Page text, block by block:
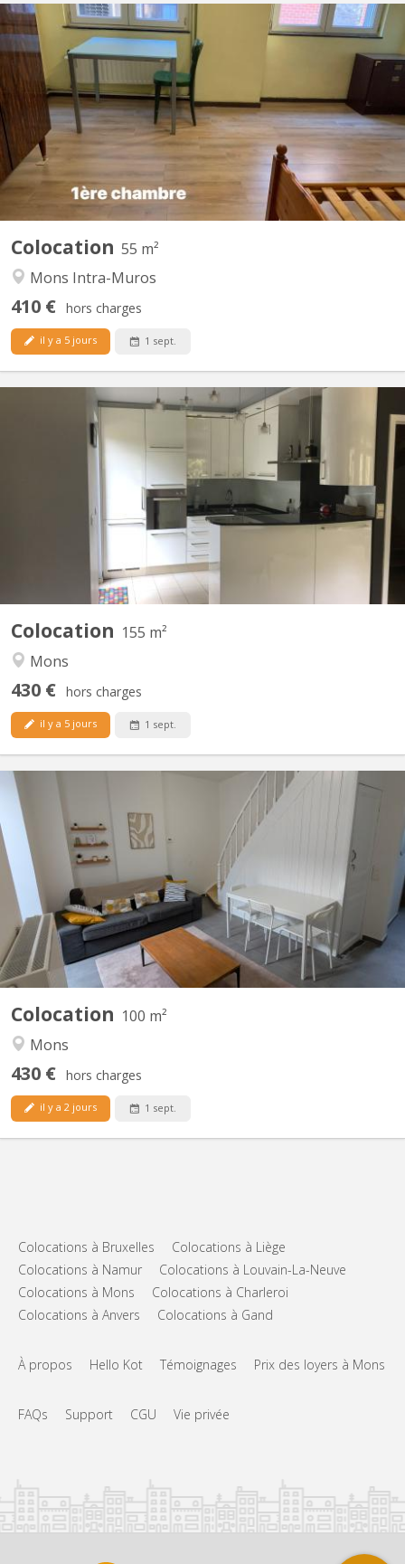
Colocation 55 m²
Mons Intra-Muros
410 € hors charges
il y a 5 jours 1 sept.
KM 1614
Bel appartement 2 chambres au centre-ville ; rénové, meublé
avec internet (domiciliation acceptée). Le loyer de la petite
chambre : (410€ + 90€ charges)= 500€/mois et de la grande
chambre avec un lit double : 430 + 90 = 520€/mois. Libre à partir
du premier septembre 2026. Les visites sont à...
Colocation 155 m²
Mons
430 € hors charges
il y a 5 jours 1 sept.
KM 1713
👩‍🎓 - 👨‍🎓 Colocation pour étudiant(e) : UNE chambre disponible
dans ce magnifique appartement duplex de 155 m² comprenant
3 chambres. A quelques minutes à pied de l'UMONS (plaine de
Nimy) et du centre ville, une chambre (15 m²) est proposée à la
location. L'appartement est composé de : - Au...
Colocation 100 m²
Mons
430 € hors charges
il y a 2 jours 1 sept.
KM 2365
🏡 Maison entièrement rénovée et meublée à louer en colocation
– Mons 🏡 📍 Rue du Fisch Club, 7000 Mons ✨ La maison
comprend : 🛏️ 4 chambres entièrement meublées : • 3 chambres
à 430 €/mois + 60 € de charges • 1 chambre à 380 €/mois + 60 €
de charges 🛁 2 salles de bain 🚽 2 toilettes 🍽️ Cuisine...
Colocations à Bruxelles
Colocations à Liège
Colocations à Namur
Colocations à Louvain-La-Neuve
Colocations à Mons
Colocations à Charleroi
Colocations à Anvers
Colocations à Gand
À propos Hello Kot Témoignages Prix des loyers à Mons
FAQs Support CGU Vie privée